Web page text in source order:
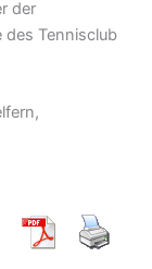
der
Tennisclub